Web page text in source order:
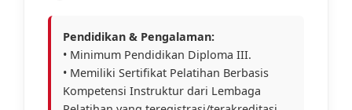
Pendidikan & Pengalaman:
• Minimum Pendidikan Diploma III.
• Memiliki Sertifikat Pelatihan Berbasis
Kompetensi Instruktur dari Lembaga